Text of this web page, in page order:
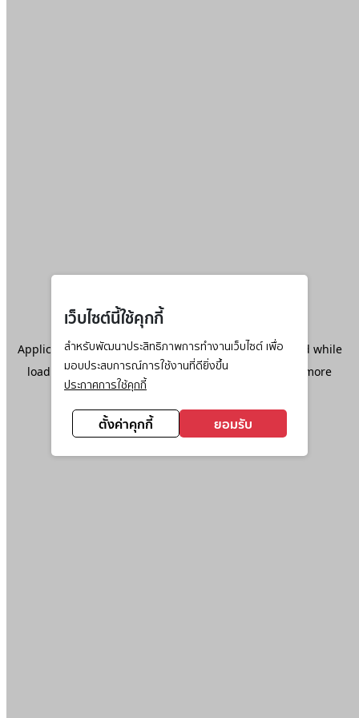
เว็บไซต์นี้ใช้คุกกี้
สำหรับพัฒนาประสิทธิภาพการทำงานเว็บไซต์ เพื่อ
มอบประสบการณ์การใช้งานที่ดียิ่งขึ้น
ประกาศการใช้คุกกี้
ตั้งค่าคุกกี้ ยอมรับ
Application error: aclient-side exception has occurred while
loadingwww.ktc.co.th(see the browser console
for more
information).